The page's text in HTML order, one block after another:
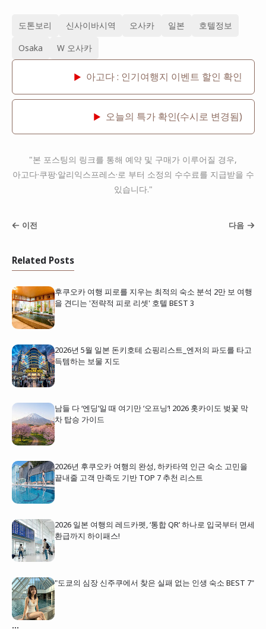
도톤보리 신사이바시역 오사카 일본
호텔정보
Osaka
W 오사카
▶ 아고다 : 인기여행지 이벤트 할인 확인
▶ 오늘의 특가 확인(수시로 변경됨)
"본 포스팅의 링크를 통해 예약 및 구매가 이루어질 경우,
아고다·쿠팡·알리익스프레스·로 부터 소정의 수수료를 지급받을 수
있습니다."
이전 다음
Related Posts
후쿠오카 여행 피로를 지우는 최적의 숙소 분석 2만 보 여행
을 견디는 '전략적 피로 리셋' 호텔 BEST 3
2026년 5월 일본 돈키호테 쇼핑리스트_엔저의 파도를 타고
득템하는 보물 지도
남들 다 ‘엔딩’일 때 여기만 ‘오프닝’! 2026 홋카이도 벚꽃 막
차 탑승 가이드
2026년 후쿠오카 여행의 완성, 하카타역 인근 숙소 고민을
끝내줄 고객 만족도 기반 TOP 7 추천 리스트
2026 일본 여행의 레드카펫, ‘통합 QR’ 하나로 입국부터 면세
환급까지 하이패스!
"도쿄의 심장 신주쿠에서 찾은 실패 없는 인생 숙소 BEST 7"
...